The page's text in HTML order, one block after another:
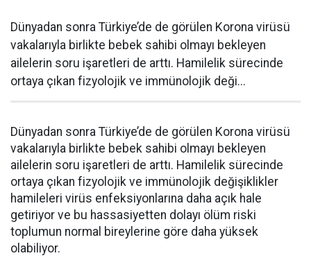
Dünyadan sonra Türkiye’de de görülen Korona virüsü
vakalarıyla birlikte bebek sahibi olmayı bekleyen
ailelerin soru işaretleri de arttı. Hamilelik sürecinde
ortaya çıkan fizyolojik ve immünolojik deği...
Dünyadan sonra Türkiye’de de görülen Korona virüsü
vakalarıyla birlikte bebek sahibi olmayı bekleyen
ailelerin soru işaretleri de arttı. Hamilelik sürecinde
ortaya çıkan fizyolojik ve immünolojik değişiklikler
hamileleri virüs enfeksiyonlarına daha açık hale
getiriyor ve bu hassasiyetten dolayı ölüm riski
toplumun normal bireylerine göre daha yüksek
olabiliyor.